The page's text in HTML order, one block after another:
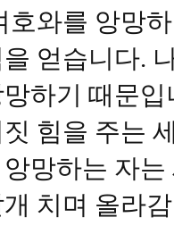
호와를 앙망
얻습니다.
망하기 때문
짓 힘을 주는
망하는 자
치며 올라